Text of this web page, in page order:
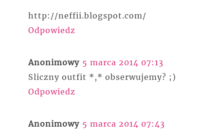
http://neffii.blogspot.com/
Odpowiedz
Anonimowy 5 marca 2014 07:13
Sliczny outfit *,* obserwujemy? ;)
Odpowiedz
Anonimowy 5 marca 2014 07:43